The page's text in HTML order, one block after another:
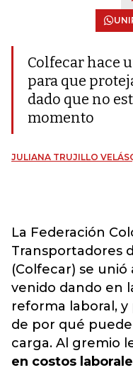
Colfecar hace
para que
dado que no
momento
JULIANA TRUJILLO
La Federación
Transportadores
(Colfecar) se
venido dando en
reforma laboral,
de por qué
carga. Al gremio
en costos